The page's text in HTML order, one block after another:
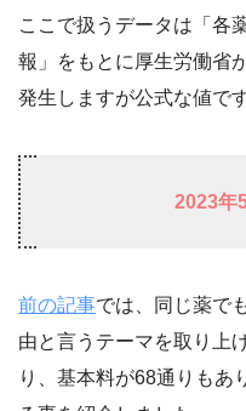
ここで扱うデータは「各
報」をもとに厚生労働省
発生しますが公式な値です
2023年
前の記事では、同じ薬で
由と言うテーマを取り上
り、基本料が68通りもあ